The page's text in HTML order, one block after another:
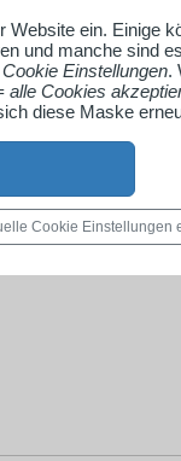
Firmenprofil ansehen
Website ein. Einige
und manche sind
Einstellungen.
alle Cookies
diese Maske
Cookie Einstellungen